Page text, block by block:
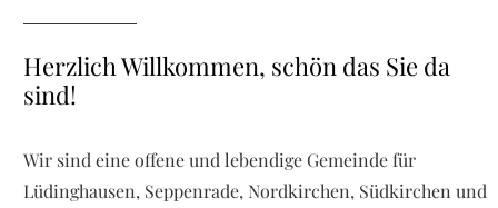
Herzlich Willkommen, schön das Sie da
sind!
Wir sind eine offene und lebendige Gemeinde für
Lüdinghausen, Seppenrade, Nordkirchen, Südkirchen und